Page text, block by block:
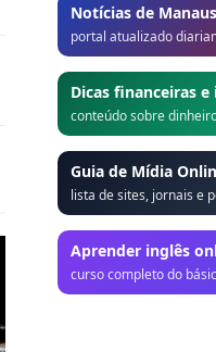
Notícias de
portal atualizado
Dicas financeiras
conteúdo sobre
Guia de Mídia
lista de sites, jornais e
Aprender inglês
curso completo do